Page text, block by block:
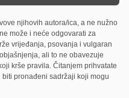
njihovih autora/ica, a ne nužno
može i neće odgovarati za
vrijeđanja, psovanja i vulgaran
ali to ne obavezuje
krše pravila. Čitanjem prihvatate
pronađeni sadržaji koji mogu